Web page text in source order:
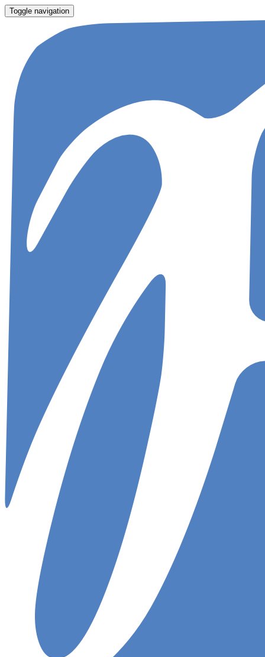
Toggle navigation